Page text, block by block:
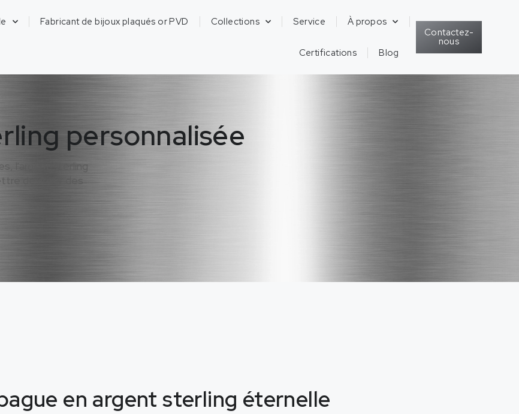
Fabricant de bijoux plaqués or PVD Collections Service À propos
Certifications Blog
Contactez-
nous
personnalisée
l'argent sterling
de créer des
en argent sterling éternelle